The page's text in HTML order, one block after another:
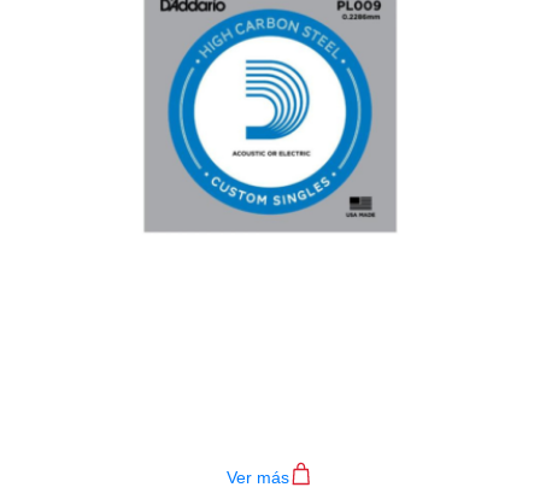
Ver más